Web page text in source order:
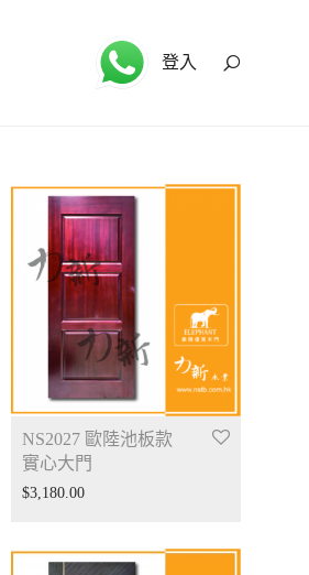
登入
NS2027 歐陸池板款
實心大門
$3,180.00